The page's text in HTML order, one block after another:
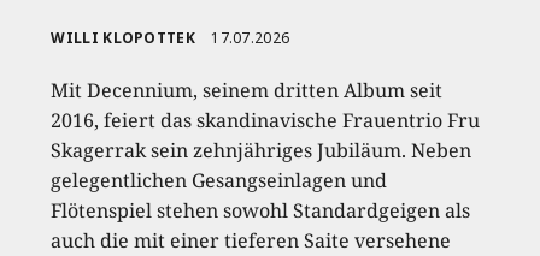
WILLI KLOPOTTEK 17.07.2026
Mit Decennium, seinem dritten Album seit
2016, feiert das skandinavische Frauentrio Fru
Skagerrak sein zehnjähriges Jubiläum. Neben
gelegentlichen Gesangseinlagen und
Flötenspiel stehen sowohl Standardgeigen als
auch die mit einer tieferen Saite versehene